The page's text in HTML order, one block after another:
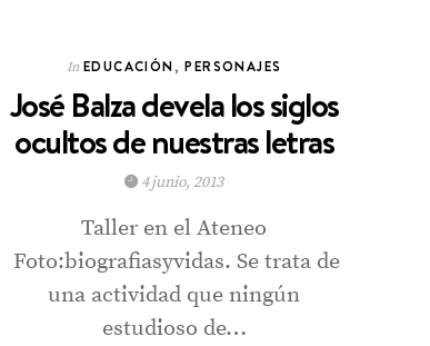
In EDUCACIÓN,PERSONAJES
José Balza devela los siglos
ocultos de nuestras letras
4 junio, 2013
Taller en el Ateneo
Foto:biografiasyvidas. Se trata de
una actividad que ningún
estudioso de…